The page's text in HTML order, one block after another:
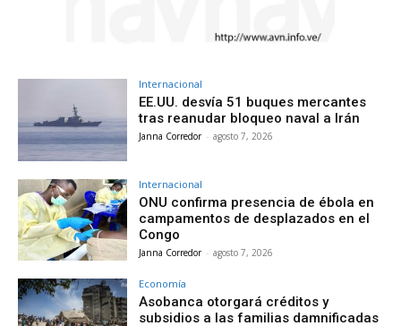
Internacional
EE.UU. desvía 51 buques mercantes
tras reanudar bloqueo naval a Irán
Janna Corredor - agosto 7, 2026
Internacional
ONU confirma presencia de ébola en
campamentos de desplazados en el
Congo
Janna Corredor - agosto 7, 2026
Economía
Asobanca otorgará créditos y
subsidios a las familias damnificadas